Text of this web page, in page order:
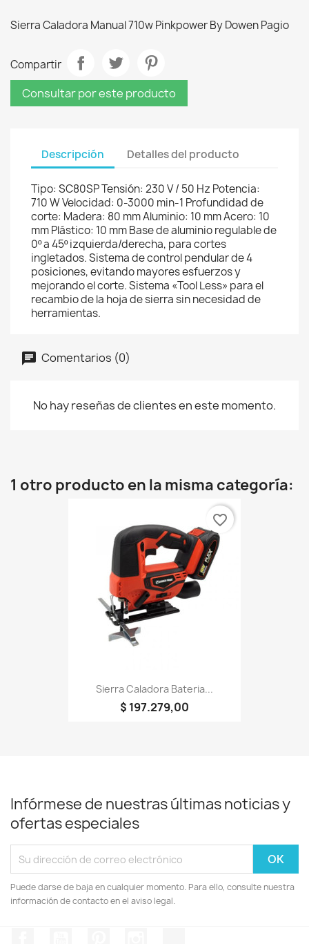
Sierra Caladora Manual 710w Pinkpower By Dowen Pagio
Compartir
Consultar por este producto
Descripción Detalles del producto
Tipo: SC80SP Tensión: 230 V / 50 Hz Potencia:
710 W Velocidad: 0-3000 min-1 Profundidad de
corte: Madera: 80 mm Aluminio: 10 mm Acero: 10
mm Plástico: 10 mm Base de aluminio regulable de
0º a 45º izquierda/derecha, para cortes
ingletados. Sistema de control pendular de 4
posiciones, evitando mayores esfuerzos y
mejorando el corte. Sistema «Tool Less» para el
recambio de la hoja de sierra sin necesidad de
herramientas.
Comentarios (0)
No hay reseñas de clientes en este momento.
1 otro producto en la misma categoría:
Sierra Caladora Bateria...
$ 197.279,00
favorite_border
Infórmese de nuestras últimas noticias y
ofertas especiales
Puede darse de baja en cualquier momento. Para ello, consulte nuestra
información de contacto en el aviso legal.